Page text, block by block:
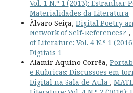
Vol. 1 N.º 1 (2013): Estranhar
Materialidades da Literatura
Ãlvaro Seiça, Digital Poetry
Network of Self-References? ,
of Literature: Vol. 4 N.º 1
Digitais 1
Alamir Aquino Corrêa,
e Rubricas: Discussões em
Digital na Sala de Aula ,